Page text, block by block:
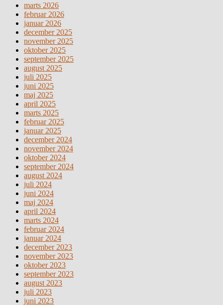
marts 2026
februar 2026
januar 2026
december 2025
november 2025
oktober 2025
september 2025
august 2025
juli 2025
juni 2025
maj 2025
april 2025
marts 2025
februar 2025
januar 2025
december 2024
november 2024
oktober 2024
september 2024
august 2024
juli 2024
juni 2024
maj 2024
april 2024
marts 2024
februar 2024
januar 2024
december 2023
november 2023
oktober 2023
september 2023
august 2023
juli 2023
juni 2023